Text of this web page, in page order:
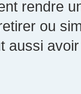
rendre
ou
aussi